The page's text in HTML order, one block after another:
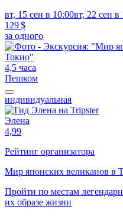
вт, 15 сен в 10:00вт, 22 сен в
129 $
за одного
4,5 часа
Пешком
индивидуальная
Элена
4,99
Рейтинг организатора
Мир японских великанов в
Пройти по местам
их образе жизни